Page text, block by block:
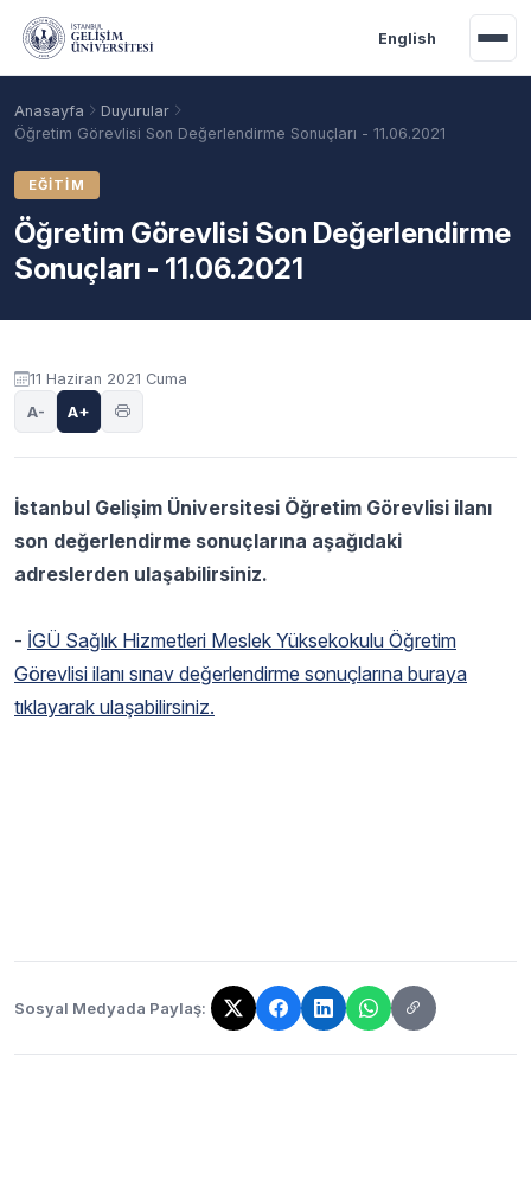
Ana içeriğe geç
English
Akademik Takvim
Anasayfa
Duyurular
Öğretim Görevlisi Son Değerlendirme Sonuçları - 11.06.2021
EĞITIM
Öğretim Görevlisi Son Değerlendirme
Sonuçları - 11.06.2021
Duyuru içeriği
11 Haziran 2021 Cuma
A- A+
İstanbul Gelişim Üniversitesi Öğretim Görevlisi ilanı
son değerlendirme sonuçlarına aşağıdaki
adreslerden ulaşabilirsiniz.
- İGÜ Sağlık Hizmetleri Meslek Yüksekokulu Öğretim
Görevlisi ilanı sınav değerlendirme sonuçlarına buraya
tıklayarak ulaşabilirsiniz.
Sosyal Medyada Paylaş:
Bağlantı kopyalandı!